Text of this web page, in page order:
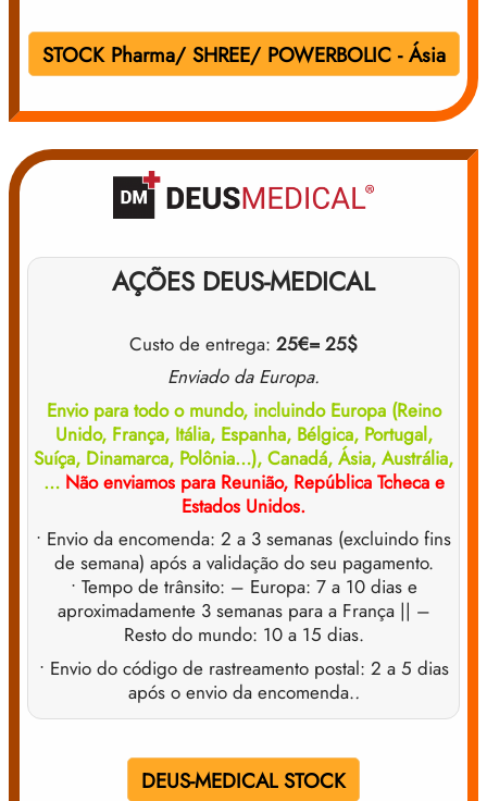
STOCK Pharma/ SHREE/ POWERBOLIC - Ásia
AÇÕES DEUS-MEDICAL
Custo de entrega: 25€= 25$
Enviado da Europa.
Envio para todo o mundo, incluindo Europa (Reino
Unido, França, Itália, Espanha, Bélgica, Portugal,
Suíça, Dinamarca, Polônia…), Canadá, Ásia, Austrália,
… Não enviamos para Reunião, República Tcheca e
Estados Unidos.
• Envio da encomenda: 2 a 3 semanas (excluindo fins
de semana) após a validação do seu pagamento.
• Tempo de trânsito: – Europa: 7 a 10 dias e
aproximadamente 3 semanas para a França || –
Resto do mundo: 10 a 15 dias.
• Envio do código de rastreamento postal: 2 a 5 dias
após o envio da encomenda..
DEUS-MEDICAL STOCK